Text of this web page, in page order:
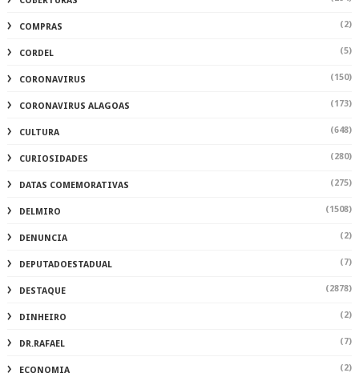
COMPRAS (2)
CORDEL (5)
CORONAVIRUS (150)
CORONAVIRUS ALAGOAS (173)
CULTURA (648)
CURIOSIDADES (280)
DATAS COMEMORATIVAS (275)
DELMIRO (1508)
DENUNCIA (2)
DEPUTADOESTADUAL (7)
DESTAQUE (2878)
DINHEIRO (2)
DR.RAFAEL (7)
ECONOMIA (2)